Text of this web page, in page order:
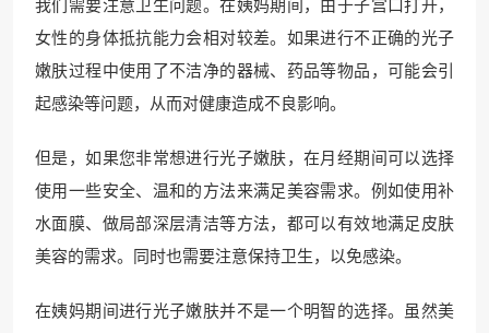
我们需要注意卫生问题。在姨妈期间，由于子宫口打开，
女性的身体抵抗能力会相对较差。如果进行不正确的光子
嫩肤过程中使用了不洁净的器械、药品等物品，可能会引
起感染等问题，从而对健康造成不良影响。
但是，如果您非常想进行光子嫩肤，在月经期间可以选择
使用一些安全、温和的方法来满足美容需求。例如使用补
水面膜、做局部深层清洁等方法，都可以有效地满足皮肤
美容的需求。同时也需要注意保持卫生，以免感染。
在姨妈期间进行光子嫩肤并不是一个明智的选择。虽然美